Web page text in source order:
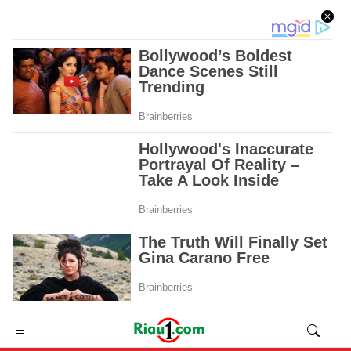
Advertisement